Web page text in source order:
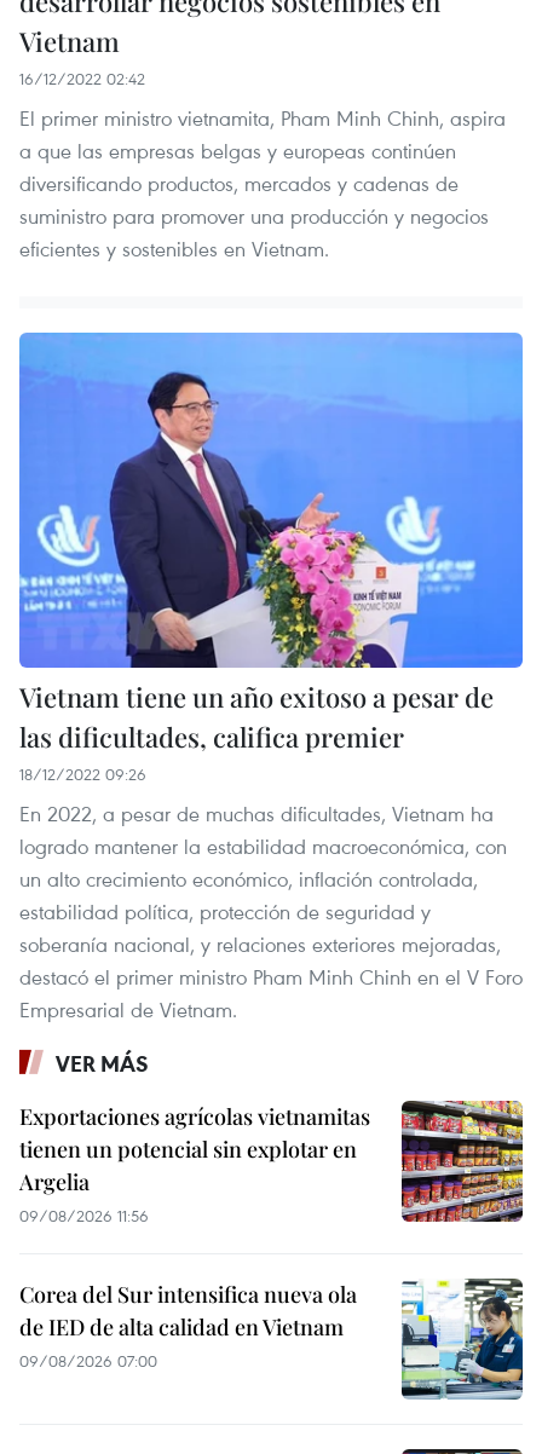
Vietnam
16/12/2022 02:42
El primer ministro vietnamita, Pham Minh Chinh, aspira
a que las empresas belgas y europeas continúen
diversificando productos, mercados y cadenas de
suministro para promover una producción y negocios
eficientes y sostenibles en Vietnam.
Vietnam tiene un año exitoso a pesar de
las dificultades, califica premier
18/12/2022 09:26
En 2022, a pesar de muchas dificultades, Vietnam ha
logrado mantener la estabilidad macroeconómica, con
un alto crecimiento económico, inflación controlada,
estabilidad política, protección de seguridad y
soberanía nacional, y relaciones exteriores mejoradas,
destacó el primer ministro Pham Minh Chinh en el V Foro
Empresarial de Vietnam.
VER MÁS
Exportaciones agrícolas vietnamitas
tienen un potencial sin explotar en
Argelia
09/08/2026 11:56
Corea del Sur intensifica nueva ola
de IED de alta calidad en Vietnam
09/08/2026 07:00